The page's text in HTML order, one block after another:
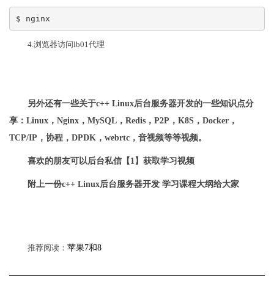
$ nginx
4.浏览器访问lb01代理
另外还有一些关于c++ Linux后台服务器开发的一些知识点分
享：Linux，Nginx，MySQL，Redis，P2P，K8S，Docker，
TCP/IP，协程，DPDK，webrtc，音视频等等视频。
喜欢的朋友可以后台私信【1】获取学习视频
附上一份c++ Linux后台服务器开发 学习课程大纲给大家
推荐阅读： 苹果7和8